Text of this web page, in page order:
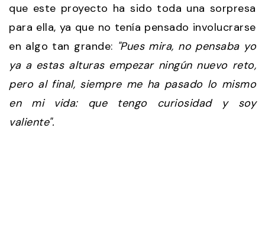
que este proyecto ha sido toda una sorpresa
para ella, ya que no tenía pensado involucrarse
en algo tan grande: "Pues mira, no pensaba yo
ya a estas alturas empezar ningún nuevo reto,
pero al final, siempre me ha pasado lo mismo
en mi vida: que tengo curiosidad y soy
valiente".